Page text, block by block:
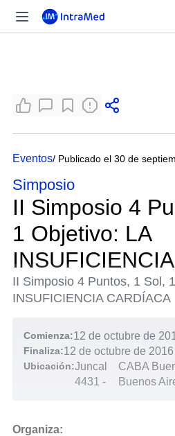
Eventos/ Publicado el 30 de
Simposio
II Simposio 4
1 Objetivo: LA
II Simposio 4 Puntos, 1 Sol,
INSUFICIENCIA CARDÍACA
Comienza:12 de octubre de
Finaliza:12 de octubre de 2016
Ubicación:Juncal
4431 -
CABA
Buenos
Organiza: